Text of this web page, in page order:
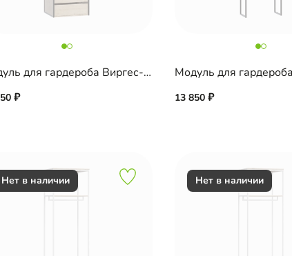
Модуль для гардероба Виргес-5 Блэк
13 850